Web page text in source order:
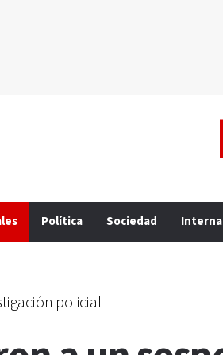
Política Sociedad
policial